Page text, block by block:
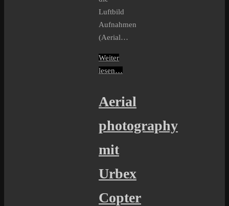
Luftbild
Aufnahmen
(Aerial…
Weiter
lesen…
Aerial
photography
mit
Urbex
Copter